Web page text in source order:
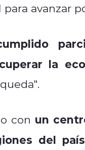
avanzar
la
con un
del país